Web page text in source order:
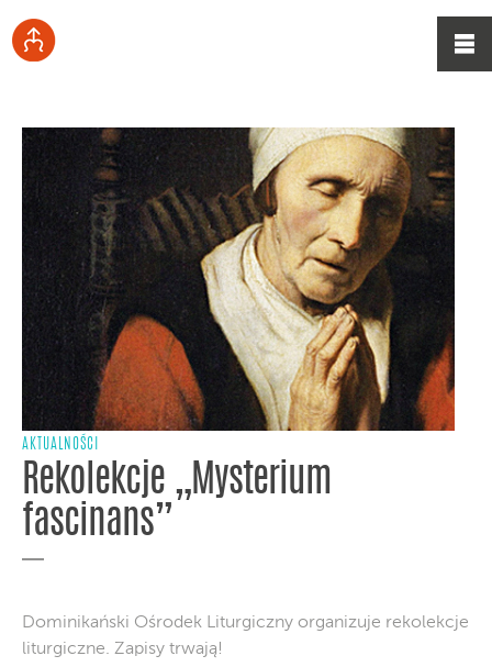
AKTUALNOŚCI
Rekolekcje „Mysterium
fascinans”
Dominikański Ośrodek Liturgiczny organizuje rekolekcje
liturgiczne. Zapisy trwają!